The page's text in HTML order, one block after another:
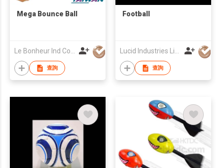
Mega Bounce Ball
查詢
Football
查詢